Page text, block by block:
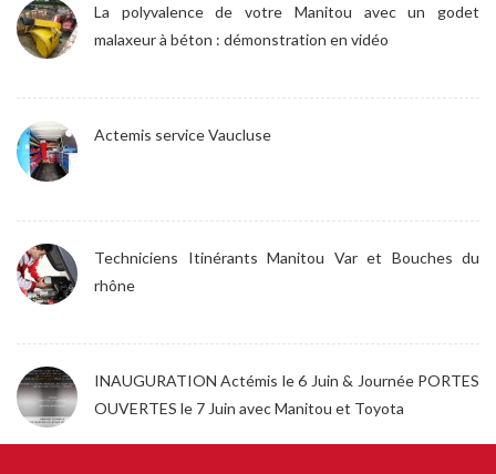
La polyvalence de votre Manitou avec un godet
malaxeur à béton : démonstration en vidéo
Actemis service Vaucluse
Techniciens Itinérants Manitou Var et Bouches du
rhône
INAUGURATION Actémis le 6 Juin & Journée PORTES
OUVERTES le 7 Juin avec Manitou et Toyota